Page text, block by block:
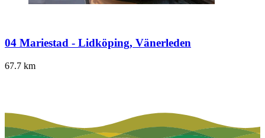
04 Mariestad - Lidköping, Vänerleden
67.7 km